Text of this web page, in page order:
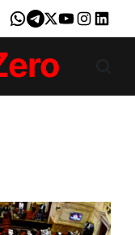
Whatsapp
Telegram
X YoutubeInstagram